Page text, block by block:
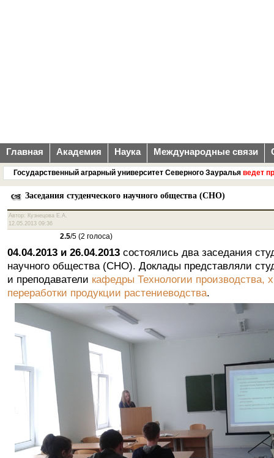
Главная Академия Наука Международные связи
аграрный университет Северного Зауральяведет
Заседания студенческого научного общества (СНО)
Автор: Кузнецова Е.А.
12.05.2013 09:36
2.5/5 (2 голоса)
04.04.2013 и 26.04.2013 состоялись два заседания
научного общества (СНО). Доклады представляли
и преподаватели кафедры Технологии производства,
переработки продукции растениеводства.